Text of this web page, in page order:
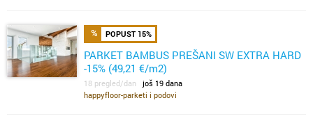
POPUST 15%
PARKET BAMBUS PREŠANI SW EXTRA HARD
-15% (49,21 €/m2)
18 pregled/dan još 19 dana
happyfloor-parketi i podovi